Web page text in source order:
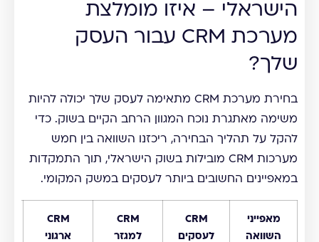
הישראלי – איזו מומלצת
מערכת CRM עבור העסק
שלך?
בחירת מערכת CRM מתאימה לעסק שלך יכולה להיות
משימה מאתגרת נוכח המגוון הרחב הקיים בשוק. כדי
להקל על תהליך הבחירה, ריכזנו השוואה בין חמש
מערכות CRM מובילות בשוק הישראלי, תוך התמקדות
במאפיינים החשובים ביותר לעסקים במשק המקומי.
מאפייני
השוואה
CRM
לעסקים
CRM
למגזר
CRM
ארגוני